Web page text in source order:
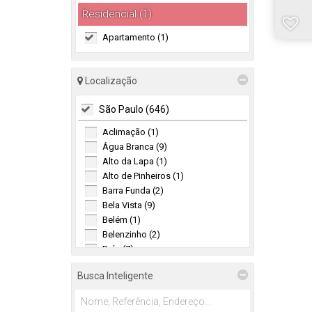
Residencial (1)
Apartamento (1)
Localização
São Paulo (646)
Aclimação (1)
Água Branca (9)
Alto da Lapa (1)
Alto de Pinheiros (1)
Barra Funda (2)
Bela Vista (9)
Belém (1)
Belenzinho (2)
Brás (7)
Brooklin (1)
Brooklin Novo (2)
Butantã (57)
Busca Inteligente